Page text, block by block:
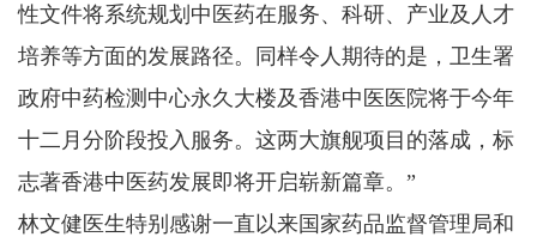
性文件将系统规划中医药在服务、科研、产业及人才
培养等方面的发展路径。同样令人期待的是，卫生署
政府中药检测中心永久大楼及香港中医医院将于今年
十二月分阶段投入服务。这两大旗舰项目的落成，标
志著香港中医药发展即将开启崭新篇章。”
林文健医生特别感谢一直以来国家药品监督管理局和